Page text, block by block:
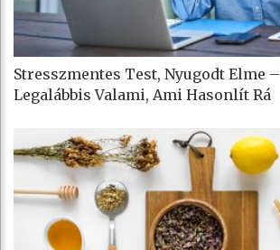
Stresszmentes Test, Nyugodt Elme
Legalábbis Valami, Ami Hasonlít Rá